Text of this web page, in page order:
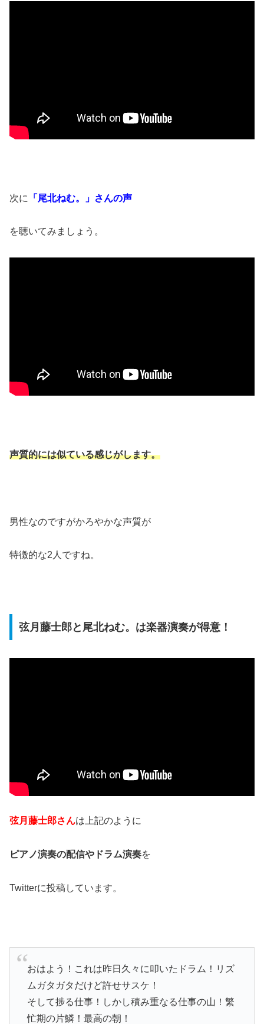
次に 「尾北ねむ。」さんの声
を聴いてみましょう。
声質的には似ている感じがします。
男性なのですがかろやかな声質が
特徴的な2人ですね。
弦月藤士郎と尾北ねむ。は楽器演奏が得意！
弦月藤士郎さんは上記のように
ピアノ演奏の配信やドラム演奏を
Twitterに投稿しています。
おはよう！これは昨日久々に叩いたドラム！リズ
ムガタガタだけど許せサスケ！
そして捗る仕事！しかし積み重なる仕事の山！繁
忙期の片鱗！最高の朝！